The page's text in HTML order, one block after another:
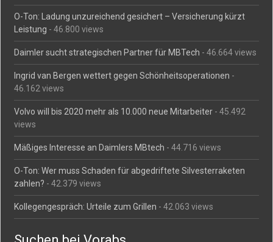
O-Ton: Ladung unzureichend gesichert – Versicherung kürzt
Leistung - 46.800 views
Daimler sucht strategischen Partner für MBTech - 46.664 views
Ingrid van Bergen wettert gegen Schönheitsoperationen -
46.162 views
Volvo will bis 2020 mehr als 10.000 neue Mitarbeiter - 45.492
views
Mäßiges Interesse an Daimlers MBtech - 44.716 views
O-Ton: Wer muss Schaden für abgedriftete Silvesterraketen
zahlen? - 42.379 views
Kollegengespräch: Urteile zum Grillen - 42.063 views